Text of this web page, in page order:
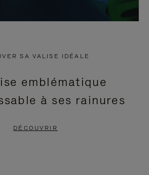
SA VALISE IDÉALE
emblématique
à ses rainures
DÉCOUVRIR